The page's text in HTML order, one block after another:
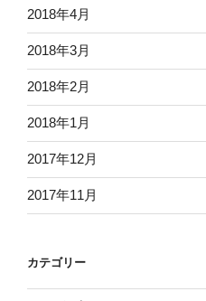
2018年4月
2018年3月
2018年2月
2018年1月
2017年12月
2017年11月
カテゴリー